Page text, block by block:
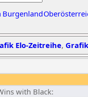
Burgenland
Elo-Zeitreihe,
with Black: